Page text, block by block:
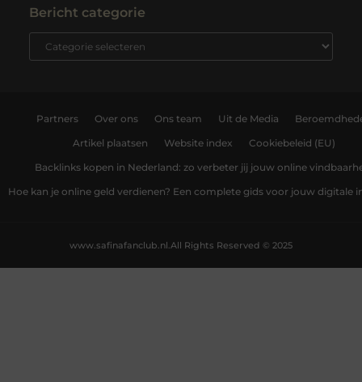
Bericht categorie
Partners Over ons Ons team Uit de Media
Artikel plaatsen Website index Cookiebeleid (EU)
Backlinks kopen in Nederland: zo verbeter jij jouw online
Hoe kan je online geld verdienen? Een complete gids voor jouw digitale
All Rights Reserved © 2025
www.safinafanclub.nl.